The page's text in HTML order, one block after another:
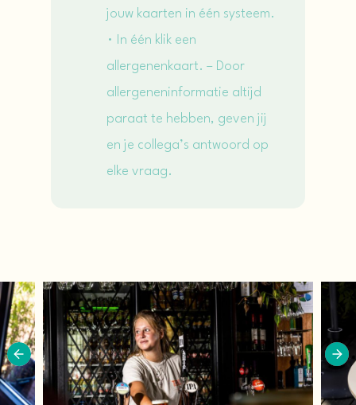
jouw kaarten in één systeem.
• In één klik een
allergenenkaart. – Door
allergeneninformatie altijd
paraat te hebben, geven jij
en je collega’s antwoord op
elke vraag.
Previous Next